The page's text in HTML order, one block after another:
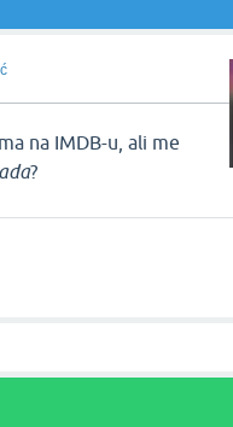
na IMDB-u, ali me
?